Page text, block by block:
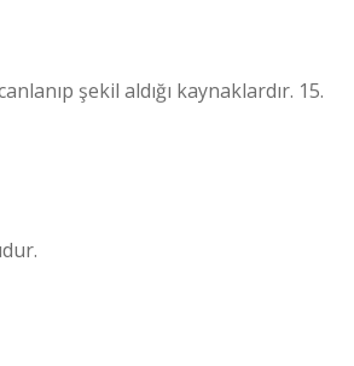
şekil aldığı kaynaklardır. 15.